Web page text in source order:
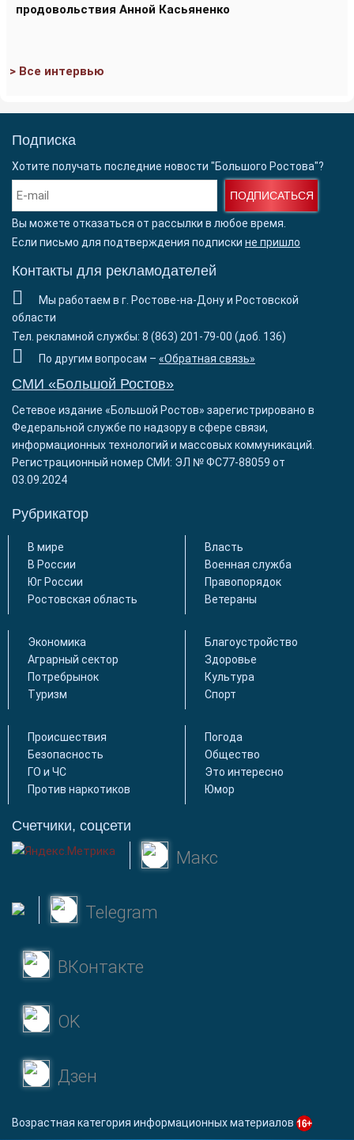
продовольствия Анной Касьяненко
> Все интервью
Подписка
Хотите получать последние новости "Большого Ростова"?
ПОДПИСАТЬСЯ
Вы можете отказаться от рассылки в любое время.
Если письмо для подтверждения подписки не пришло
Контакты для рекламодателей
Мы работаем в г. Ростове-на-Дону и Ростовской
области
Тел. рекламной службы: 8 (863) 201-79-00 (доб. 136)
По другим вопросам – «Обратная связь»
СМИ «Большой Ростов»
Сетевое издание «Большой Ростов» зарегистрировано в
Федеральной службе по надзору в сфере связи,
информационных технологий и массовых коммуникаций.
Регистрационный номер СМИ: ЭЛ № ФС77-88059 от
03.09.2024
Рубрикатор
В мире
В России
Юг России
Ростовская область
Власть
Военная служба
Правопорядок
Ветераны
Экономика
Аграрный сектор
Потребрынок
Туризм
Благоустройство
Здоровье
Культура
Спорт
Происшествия
Безопасность
ГО и ЧС
Против наркотиков
Погода
Общество
Это интересно
Юмор
Счетчики, соцсети
Макс
Telegram
ВКонтакте
OK
Дзен
Возрастная категория информационных материалов